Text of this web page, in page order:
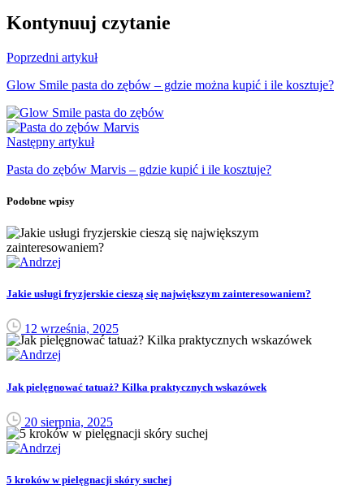
Kontynuuj czytanie
Poprzedni artykuł
Glow Smile pasta do zębów – gdzie można kupić i ile kosztuje?
Następny artykuł
Pasta do zębów Marvis – gdzie kupić i ile kosztuje?
Podobne wpisy
Jakie usługi fryzjerskie cieszą się największym zainteresowaniem?
12 września, 2025
Jak pielęgnować tatuaż? Kilka praktycznych wskazówek
20 sierpnia, 2025
5 kroków w pielęgnacji skóry suchej